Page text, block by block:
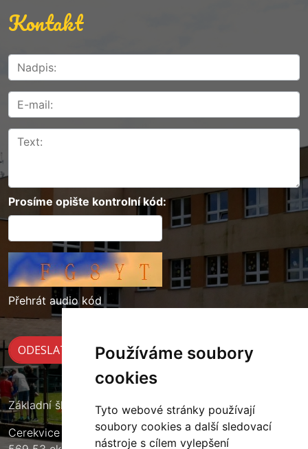
Používáme soubory
cookies
Tyto webové stránky používají
soubory cookies a další sledovací
nástroje s cílem vylepšení
Kontakt
Prosíme opište kontrolní kód:
Přehrát audio kód
Základní škola Cerekvice nad Loučnou
Cerekvice nad Loučnou 135